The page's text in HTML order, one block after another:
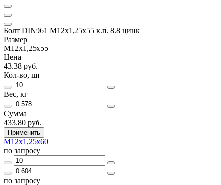
Болт DIN961 М12х1,25х55 к.п. 8.8 цинк
Размер
М12х1,25х55
Цена
43.38 руб.
Кол-во, шт
Вес, кг
Сумма
433.80 руб.
Применить
М12х1,25х60
по запросу
по запросу